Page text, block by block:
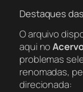
Destaques
O arquivo
aqui no
problemas
renomadas,
direcionada: